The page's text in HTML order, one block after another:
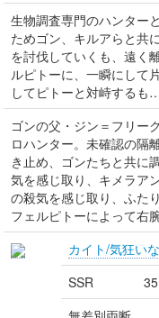
生物調査専門のハンター
ためゴン、キルアらと共
を討伐していくも、遠く
ルピトーに、一瞬にして
してピトーと対峙するも
ゴンの父・ジン＝フリー
ロハンター。未確認の隔
き止め、ゴンたちと共に
気を感じ取り、キメラア
の殺気を感じ取り、ふた
フェルピトーによって右
カイト/気狂い
SSR
35